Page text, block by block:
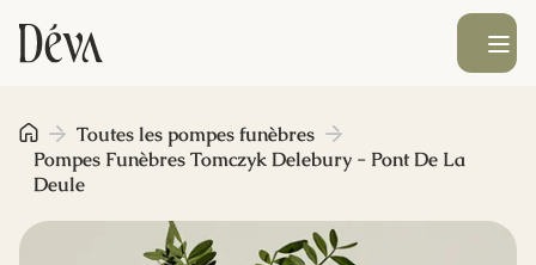
Obsèques
Prévoyance
Ouvrir le
Toutes les pompes funèbres
Pompes Funèbres Tomczyk Delebury - Pont De La
Deule